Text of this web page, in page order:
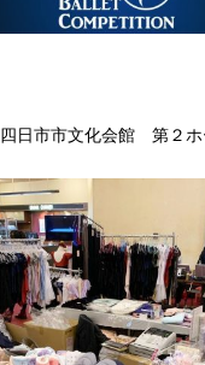
四日市市文化会館 第２ホ